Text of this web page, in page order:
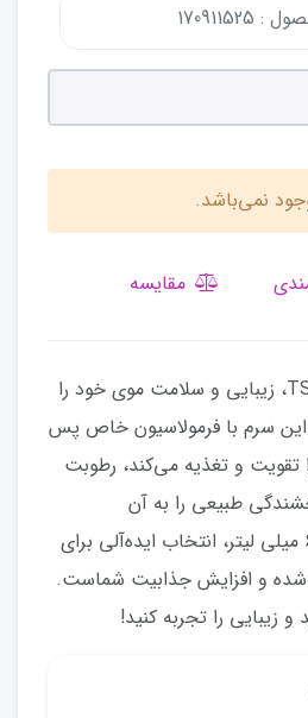
نمی‌باشد.
مقایسه
با سرم موی پرایم مدل TS، زیبایی و سلامت موی خود را
سرم با فرمولاسیون خاص پس
تقویت و تغذیه می‌کند، رطوبت
طبیعی را به آن
بازمی‌گرداند. با حجم 60 میلی لیتر، انتخاب ایده‌آلی برای
و افزایش جذابیت شماست.
زیبایی را تجربه کنید!